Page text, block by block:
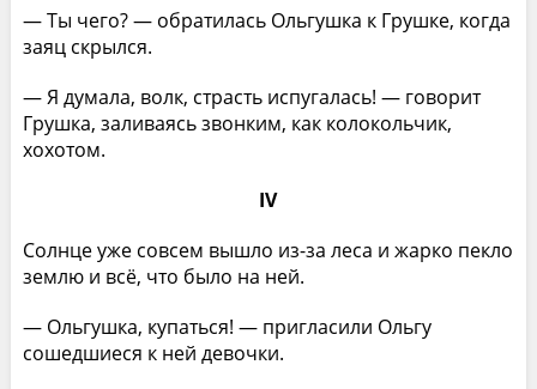
— Ты чего? — обратилась Ольгушка к Грушке, когда
заяц скрылся.
— Я думала, волк, страсть испугалась! — говорит
Грушка, заливаясь звонким, как колокольчик,
хохотом.
IV
Солнце уже совсем вышло из-за леса и жарко пекло
землю и всё, что было на ней.
— Ольгушка, купаться! — пригласили Ольгу
сошедшиеся к ней девочки.